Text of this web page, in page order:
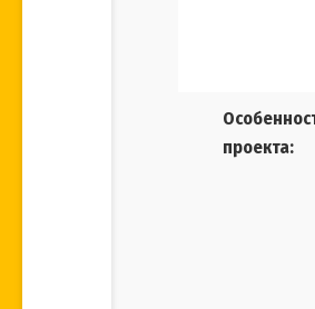
проекта: